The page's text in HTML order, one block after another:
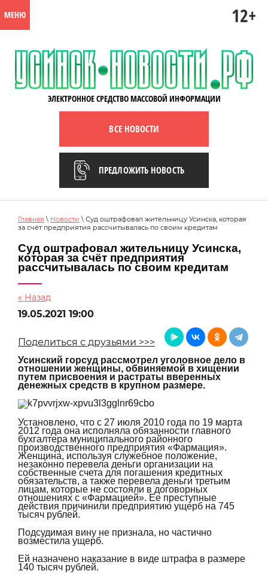
МЕНЮ 12+
ВСЕ НОВОСТИ
ЭЛЕКТРОННОЕ СРЕДСТВО МАССОВОЙ ИНФОРМАЦИИ
ПРЕДЛОЖИТЬ НОВОСТЬ
Главная \ Новости \ Суд оштрафовал жительницу Усинска, которая
за счёт предприятия рассчитывалась по своим кредитам
Суд оштрафовал жительницу Усинска,
которая за счёт предприятия
рассчитывалась по своим кредитам
« Назад
19.05.2021 19:00
Поделиться с друзьями >>>
Усинский горсуд рассмотрел уголовное дело в
отношении женщины, обвиняемой в хищении
путем присвоения и растраты вверенных
денежных средств в крупном размере.
Установлено, что с 27 июля 2010 года по 19 марта
2012 года она исполняла обязанности главного
бухгалтера муниципального районного
производственного предприятия «Фармация».
Женщина, используя служебное положение,
незаконно перевела деньги организации на
собственные счета для погашения кредитных
обязательств, а также перевела деньги третьим
лицам, которые не состояли в договорных
отношениях с «Фармацией». Ее преступные
действия причинили предприятию ущерб на 745
тысяч рублей.
Подсудимая вину не признала, но частично
возместила ущерб.
Ей назначено наказание в виде штрафа в размере
140 тысяч рублей.